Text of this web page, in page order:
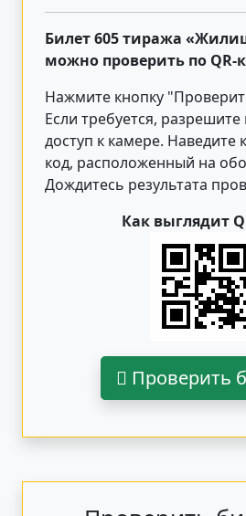
Билет 605 тиража
можно проверить по QR-
Нажмите кнопку
Если требуется,
доступ к камере. Наведите
код, расположенный на
Дождитесь результата
Как выглядит
Проверить